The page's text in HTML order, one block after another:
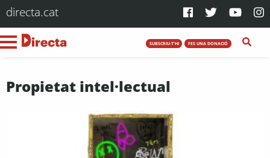
directa.cat
SUBSCRIU-T'HI FES UNA DONACIÓ
Propietat intel·lectual